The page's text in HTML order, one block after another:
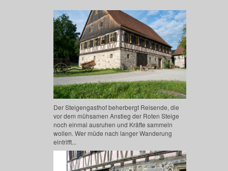
Der Steigengasthof beherbergt Reisende, die
vor dem mühsamen Anstieg der Roten Steige
noch einmal ausruhen und Kräfte sammeln
wollen. Wer müde nach langer Wanderung
eintrifft...